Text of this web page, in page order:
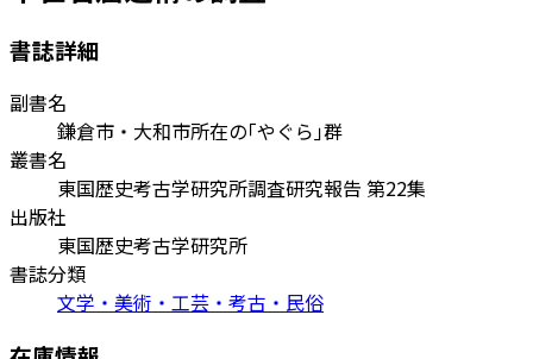
書誌詳細
副書名
鎌倉市・大和市所在の｢やぐら｣群
叢書名
東国歴史考古学研究所調査研究報告 第22集
出版社
東国歴史考古学研究所
書誌分類
文学・美術・工芸・考古・民俗